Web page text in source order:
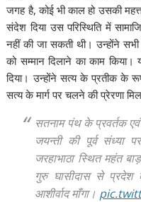
जगह है, कोई भी काल हो उसकी
संदेश दिया उस परिस्थिति में
नहीं की जा सकती थी। उन्होंने सभी
को सम्मान दिलाने का काम किया।
दिया। उन्होंने सत्य के प्रतीक के
सत्य के मार्ग पर चलने की प्रेरणा
सतनाम पंथ के प्रवर्तक एवं
जयन्ती की पूर्व संध्या
जरहाभाठा स्थित महंत
गुरु घासीदास से
आशीर्वाद माँगा।